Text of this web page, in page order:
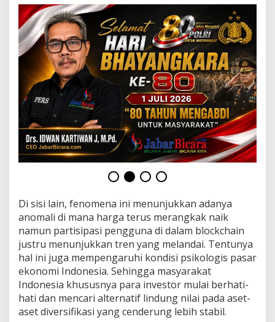
r
m
u
d
a
h
T
r
a
k
s
i
I
D
S
w
a
k
e
B
i
t
c
o
Di sisi lain, fenomena ini menunjukkan adanya
anomali di mana harga terus merangkak naik
namun partisipasi pengguna di dalam blockchain
justru menunjukkan tren yang melandai. Tentunya
hal ini juga mempengaruhi kondisi psikologis pasar
ekonomi Indonesia. Sehingga masyarakat
Indonesia khususnya para investor mulai berhati-
hati dan mencari alternatif lindung nilai pada aset-
aset diversifikasi yang cenderung lebih stabil.